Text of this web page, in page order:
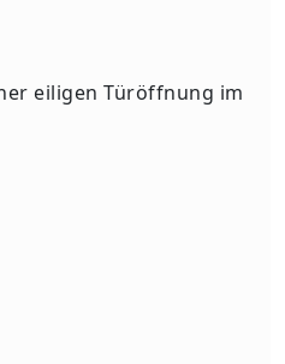
eiligen Türöffnung im